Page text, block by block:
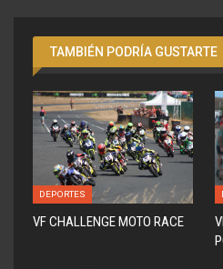
TAMBIÉN PODRÍA GUSTARTE
DEPORTES
VF CHALLENGE MOTO RACE